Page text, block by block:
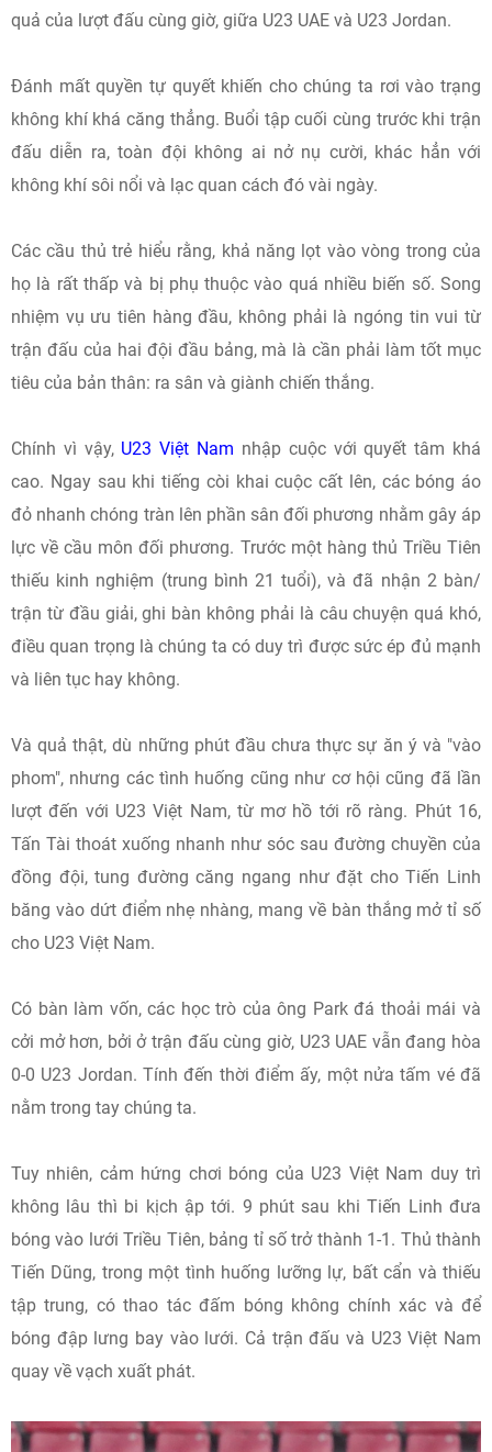
quả của lượt đấu cùng giờ, giữa U23 UAE và U23 Jordan.
Đánh mất quyền tự quyết khiến cho chúng ta rơi vào trạng
không khí khá căng thẳng. Buổi tập cuối cùng trước khi trận
đấu diễn ra, toàn đội không ai nở nụ cười, khác hẳn với
không khí sôi nổi và lạc quan cách đó vài ngày.
Các cầu thủ trẻ hiểu rằng, khả năng lọt vào vòng trong của
họ là rất thấp và bị phụ thuộc vào quá nhiều biến số. Song
nhiệm vụ ưu tiên hàng đầu, không phải là ngóng tin vui từ
trận đấu của hai đội đầu bảng, mà là cần phải làm tốt mục
tiêu của bản thân: ra sân và giành chiến thắng.
Chính vì vậy, U23 Việt Nam nhập cuộc với quyết tâm khá
cao. Ngay sau khi tiếng còi khai cuộc cất lên, các bóng áo
đỏ nhanh chóng tràn lên phần sân đối phương nhằm gây áp
lực về cầu môn đối phương. Trước một hàng thủ Triều Tiên
thiếu kinh nghiệm (trung bình 21 tuổi), và đã nhận 2 bàn/
trận từ đầu giải, ghi bàn không phải là câu chuyện quá khó,
điều quan trọng là chúng ta có duy trì được sức ép đủ mạnh
và liên tục hay không.
Và quả thật, dù những phút đầu chưa thực sự ăn ý và "vào
phom", nhưng các tình huống cũng như cơ hội cũng đã lần
lượt đến với U23 Việt Nam, từ mơ hồ tới rõ ràng. Phút 16,
Tấn Tài thoát xuống nhanh như sóc sau đường chuyền của
đồng đội, tung đường căng ngang như đặt cho Tiến Linh
băng vào dứt điểm nhẹ nhàng, mang về bàn thắng mở tỉ số
cho U23 Việt Nam.
Có bàn làm vốn, các học trò của ông Park đá thoải mái và
cởi mở hơn, bởi ở trận đấu cùng giờ, U23 UAE vẫn đang hòa
0-0 U23 Jordan. Tính đến thời điểm ấy, một nửa tấm vé đã
nằm trong tay chúng ta.
Tuy nhiên, cảm hứng chơi bóng của U23 Việt Nam duy trì
không lâu thì bi kịch ập tới. 9 phút sau khi Tiến Linh đưa
bóng vào lưới Triều Tiên, bảng tỉ số trở thành 1-1. Thủ thành
Tiến Dũng, trong một tình huống lưỡng lự, bất cẩn và thiếu
tập trung, có thao tác đấm bóng không chính xác và để
bóng đập lưng bay vào lưới. Cả trận đấu và U23 Việt Nam
quay về vạch xuất phát.